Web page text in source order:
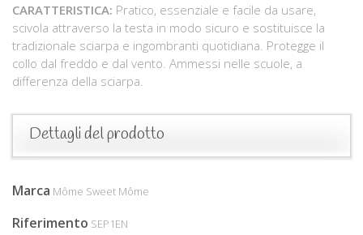
CARATTERISTICA: Pratico, essenziale e facile da usare,
scivola attraverso la testa in modo sicuro e sostituisce la
tradizionale sciarpa e ingombranti quotidiana. Protegge il
collo dal freddo e dal vento. Ammessi nelle scuole, a
differenza della sciarpa.
Dettagli del prodotto
Marca Môme Sweet Môme
Riferimento SEP1EN